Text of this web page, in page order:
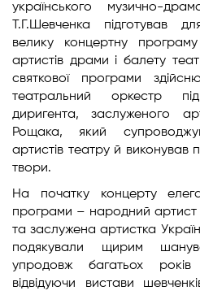
українського музично-
Т.Г.Шевченка підготував
велику концертну
артистів драми і балету
святкової програми
театральний оркестр
диригента, заслуженого
Рощака, який
артистів театру й виконував
твори.
На початку концерту
програми – народний артист
та заслужена артистка
подякували щирим
упродовж багатьох років
відвідуючи вистави